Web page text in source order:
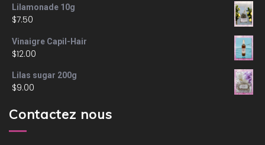
Lilamonade 10g
$7.50
Vinaigre Capil-Hair
$12.00
Lilas sugar 200g
$9.00
Contactez nous